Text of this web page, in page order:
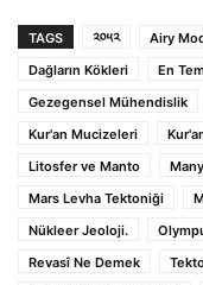
TAGS ༢༠༥༢ Airy
Dağların Kökleri
En
Gezegensel Mühendislik
Kur'an Mucizeleri
Litosfer ve Manto
Mars Levha Tektoniği
Nükleer Jeoloji.
Revasî Ne Demek